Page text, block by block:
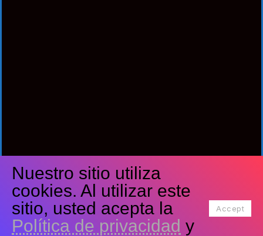
Síguenos
Facebook Youtube
Tiktok Instagram
Nuestro sitio utiliza
cookies. Al utilizar este
sitio, usted acepta la
Política de privacidad y
Accept